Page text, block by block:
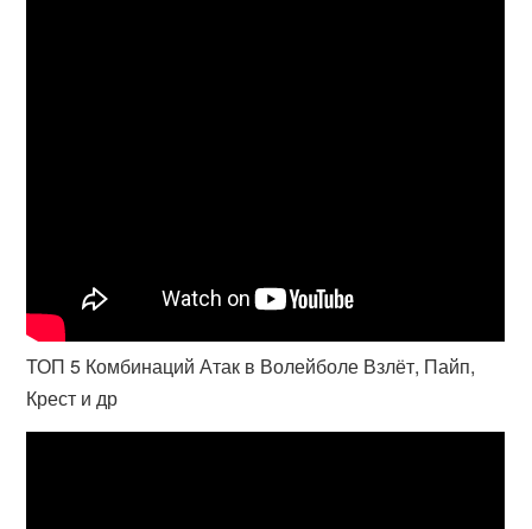
ТОП 5 Комбинаций Атак в Волейболе Взлёт, Пайп,
Крест и др